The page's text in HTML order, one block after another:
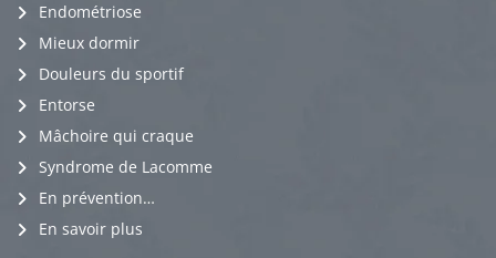
Endométriose
Mieux dormir
Douleurs du sportif
Entorse
Mâchoire qui craque
Syndrome de Lacomme
En prévention…
En savoir plus